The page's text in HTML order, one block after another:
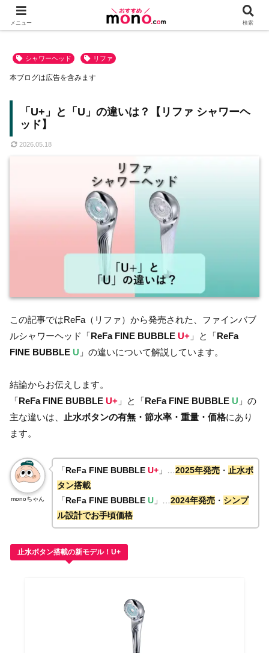
シャワーヘッド リファ
「U+」と「U」の違いは？【リファ シャワーヘ
ッド】
2026.05.18
本ブログは広告を含みます
この記事ではReFa（リファ）から発売された、ファインバブ
ルシャワーヘッド「ReFa FINE BUBBLE U+ 」と「ReFa
FINE BUBBLE U 」の違いについて解説しています。
結論からお伝えします。
「ReFa FINE BUBBLE U+ 」と「ReFa FINE BUBBLE U 」の
主な違いは、
止水ボタンの有無・節水率・重量・価格にあり
ます。
monoちゃん
「ReFa FINE BUBBLE U+ 」… 2025年発売 ・ 止水ボ
タン搭載
「ReFa FINE BUBBLE U 」… 2024年発売 ・ シンプ
ル設計でお手頃価格
止水ボタン搭載の新モデル！U+
メニュー 検索